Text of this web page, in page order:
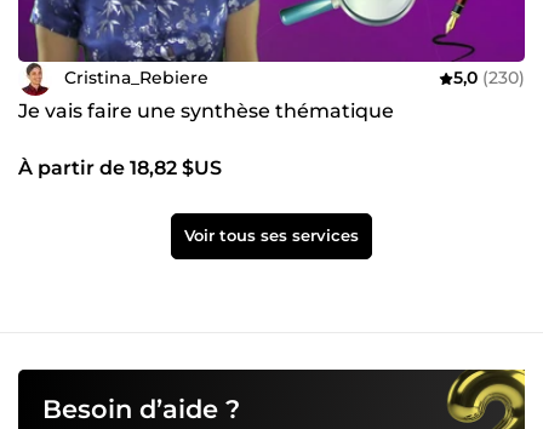
Cristina_Rebiere 5,0 (230)
Je vais faire une synthèse thématique
À partir de 18,82 $US
Voir tous ses services
Besoin d’aide ?